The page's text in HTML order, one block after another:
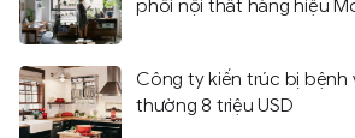
phối nội thất hàng hiệu
Công ty kiến trúc bị bệnh
thường 8 triệu USD